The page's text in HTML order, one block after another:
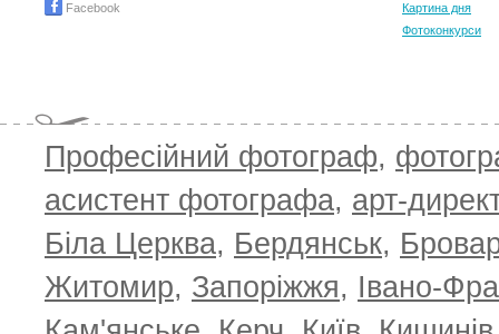
Facebook
Картина дня
Фотоконкурси
Професійний фотограф,
асистент фотографа, арт-
Біла Церква, Бердянськ,
Житомир, Запоріжжя, Івано-